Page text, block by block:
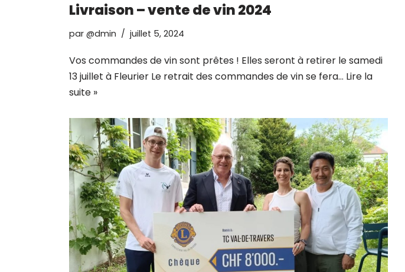
Livraison – vente de vin 2024
par @dmin juillet 5, 2024
Vos commandes de vin sont prêtes ! Elles seront à retirer le samedi
13 juillet à Fleurier Le retrait des commandes de vin se fera… Lire la
suite »